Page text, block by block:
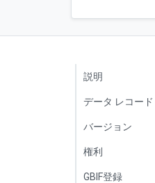
説明
データ レコード
バージョン
権利
GBIF登録